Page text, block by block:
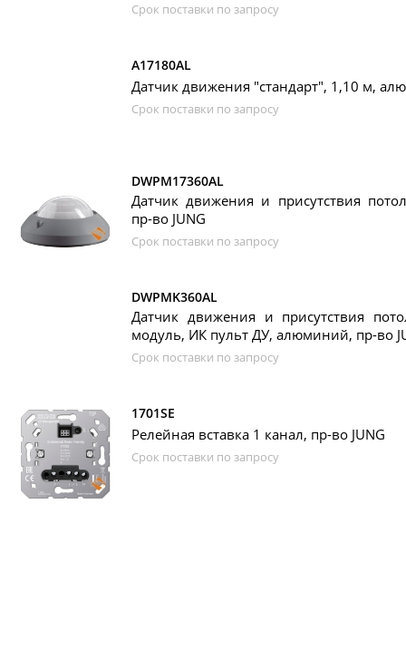
Срок поставки по запросу
A17180AL
Датчик движения "стандарт", 1,10 м,
Срок поставки по запросу
DWPM17360AL
Датчик движения и присутствия
пр-во JUNG
Срок поставки по запросу
DWPMK360AL
Датчик движения и присутствия
модуль, ИК пульт ДУ, алюминий, пр-во
Срок поставки по запросу
1701SE
Релейная вставка 1 канал, пр-во JUNG
Срок поставки по запросу